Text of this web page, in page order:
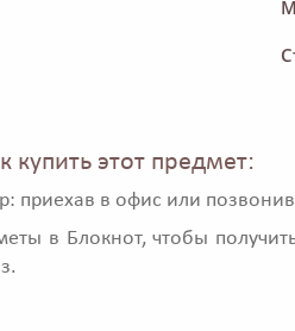
купить этот предмет:
приехав в офис или
в Блокнот, чтобы